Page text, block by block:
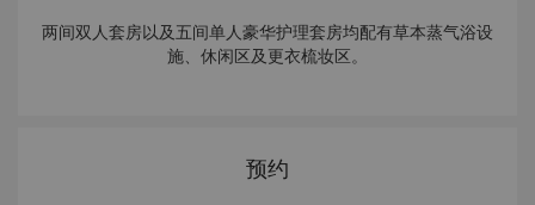
两间双人套房以及五间单人豪华护理套房均配有草本蒸气浴设
施、休闲区及更衣梳妆区。
预约